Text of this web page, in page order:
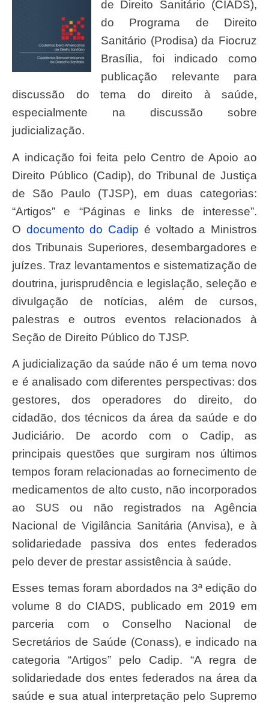
de Direito Sanitário (CIADS),
do Programa de Direito
Sanitário (Prodisa) da Fiocruz
Brasília, foi indicado como
publicação relevante para
discussão do tema do direito à saúde,
especialmente na discussão sobre
judicialização.
A indicação foi feita pelo Centro de Apoio ao
Direito Público (Cadip), do Tribunal de Justiça
de São Paulo (TJSP), em duas categorias:
“Artigos” e “Páginas e links de interesse”.
O documento do Cadip é voltado a Ministros
dos Tribunais Superiores, desembargadores e
juízes. Traz levantamentos e sistematização de
doutrina, jurisprudência e legislação, seleção e
divulgação de notícias, além de cursos,
palestras e outros eventos relacionados à
Seção de Direito Público do TJSP.
A judicialização da saúde não é um tema novo
e é analisado com diferentes perspectivas: dos
gestores, dos operadores do direito, do
cidadão, dos técnicos da área da saúde e do
Judiciário. De acordo com o Cadip, as
principais questões que surgiram nos últimos
tempos foram relacionadas ao fornecimento de
medicamentos de alto custo, não incorporados
ao SUS ou não registrados na Agência
Nacional de Vigilância Sanitária (Anvisa), e à
solidariedade passiva dos entes federados
pelo dever de prestar assistência à saúde.
Esses temas foram abordados na 3ª edição do
volume 8 do CIADS, publicado em 2019 em
parceria com o Conselho Nacional de
Secretários de Saúde (Conass), e indicado na
categoria “Artigos” pelo Cadip. “A regra de
solidariedade dos entes federados na área da
saúde e sua atual interpretação pelo Supremo